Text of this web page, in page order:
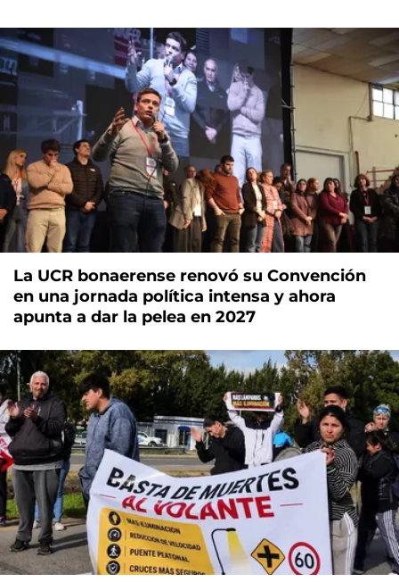
La UCR bonaerense renovó su Convención
en una jornada política intensa y ahora
apunta a dar la pelea en 2027